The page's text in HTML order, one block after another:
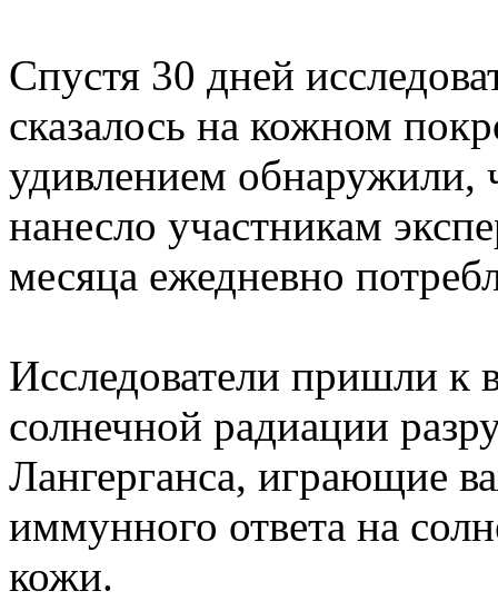
Спустя 30 дней
сказалось на кожном
удивлением
нанесло участникам
месяца ежедневно
Исследователи пришли к
солнечной радиации
Лангерганса, играющие
иммунного ответа на
кожи.